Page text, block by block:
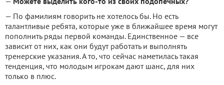
— По фамилиям говорить не хотелось бы. Но есть
талантливые ребята, которые уже в ближайшее время могут
пополнить ряды первой команды. Единственное — все
зависит от них, как они будут работать и выполнять
тренерские указания. А то, что сейчас наметилась такая
тенденция, что молодым игрокам дают шанс, для них
только в плюс.